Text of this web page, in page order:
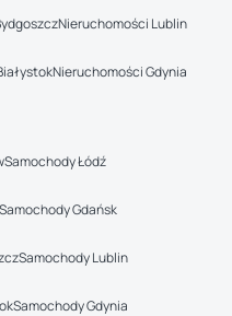
Nieruchomości Lublin
Nieruchomości Gdynia
Samochody Łódź
Samochody Gdańsk
Samochody Lublin
Samochody Gdynia